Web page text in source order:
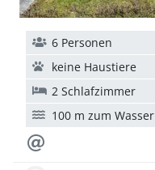
6 Personen
keine Haustiere
2 Schlafzimmer
100 m zum Wasser